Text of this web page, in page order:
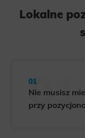
Lokalne
Nie musisz
przy